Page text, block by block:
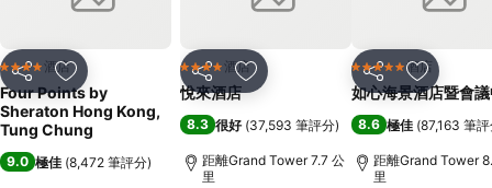
分享 放到收藏夾
4 星級 酒店
Four Points by
Sheraton Hong Kong,
Tung Chung
9.0 極佳 (8,472 筆評分)
分享 放到收藏夾
4 星級 酒店
悅來酒店
8.3 很好 (37,593 筆評分)
距離Grand Tower 7.7 公
里
分享 放到收藏
5 星級 酒店
如心海景酒店暨會
8.6 極佳 (87,163 筆
距離Grand Tower
里